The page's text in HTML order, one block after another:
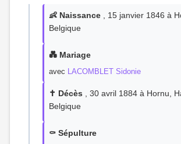
👶 Naissance , 15 janvier 1846 à
Belgique
💑 Mariage
avec LACOMBLET Sidonie
✝️ Décès , 30 avril 1884 à Hornu,
Belgique
⚰️ Sépulture